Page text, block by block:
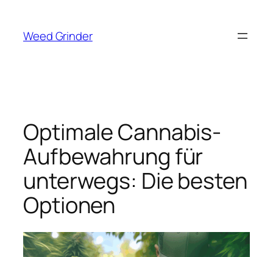
springen
Weed Grinder
Optimale Cannabis-
Aufbewahrung für
unterwegs: Die besten
Optionen